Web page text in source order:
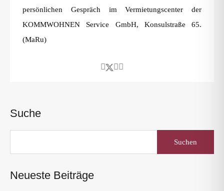
persönlichen Gespräch im Vermietungscenter der
KOMMWOHNEN Service GmbH, Konsulstraße 65.
(MaRu)
Suche
Neueste Beiträge